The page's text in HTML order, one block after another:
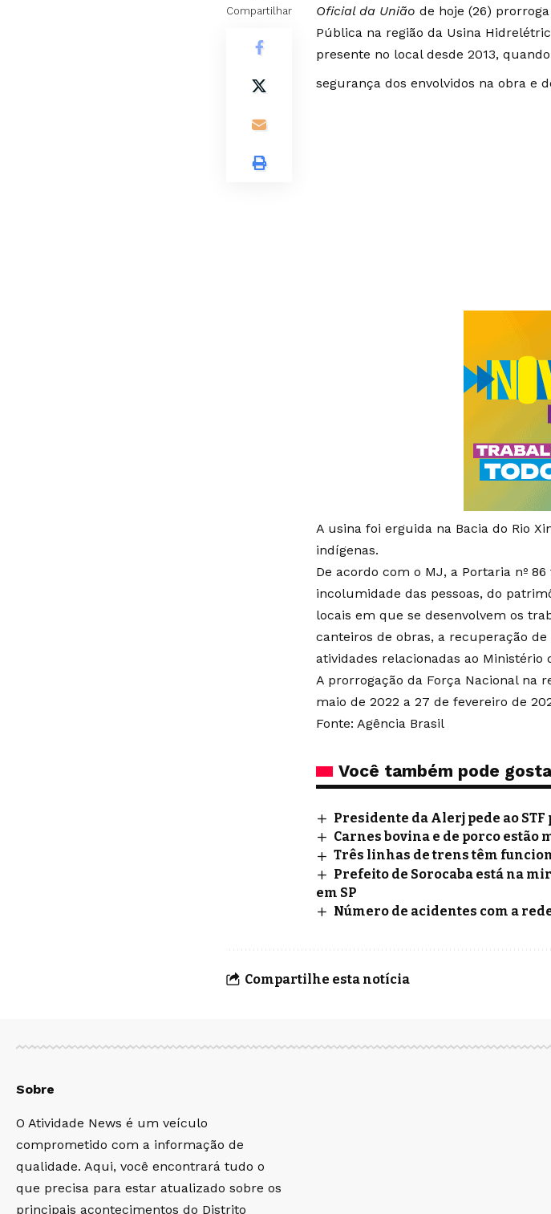
Compartilhar
Oficial da União de hoje (26)
Pública na região da Usina
presente no local desde 2013,
segurança dos envolvidos na obra e
A usina foi erguida na Bacia do Rio
indígenas.
De acordo com o MJ, a Portaria nº
incolumidade das pessoas, do
locais em que se desenvolvem os
canteiros de obras, a recuperação
atividades relacionadas ao Ministério
A prorrogação da Força Nacional na
maio de 2022 a 27 de fevereiro de
Fonte: Agência Brasil
Você também pode
Presidente da Alerj pede ao
Carnes bovina e de porco estão
Três linhas de trens têm
Prefeito de Sorocaba está na
em SP
Número de acidentes com a
Compartilhe esta notícia
Sobre
O Atividade News é um veículo
comprometido com a informação de
qualidade. Aqui, você encontrará tudo o
que precisa para estar atualizado sobre os
principais acontecimentos do Distrito